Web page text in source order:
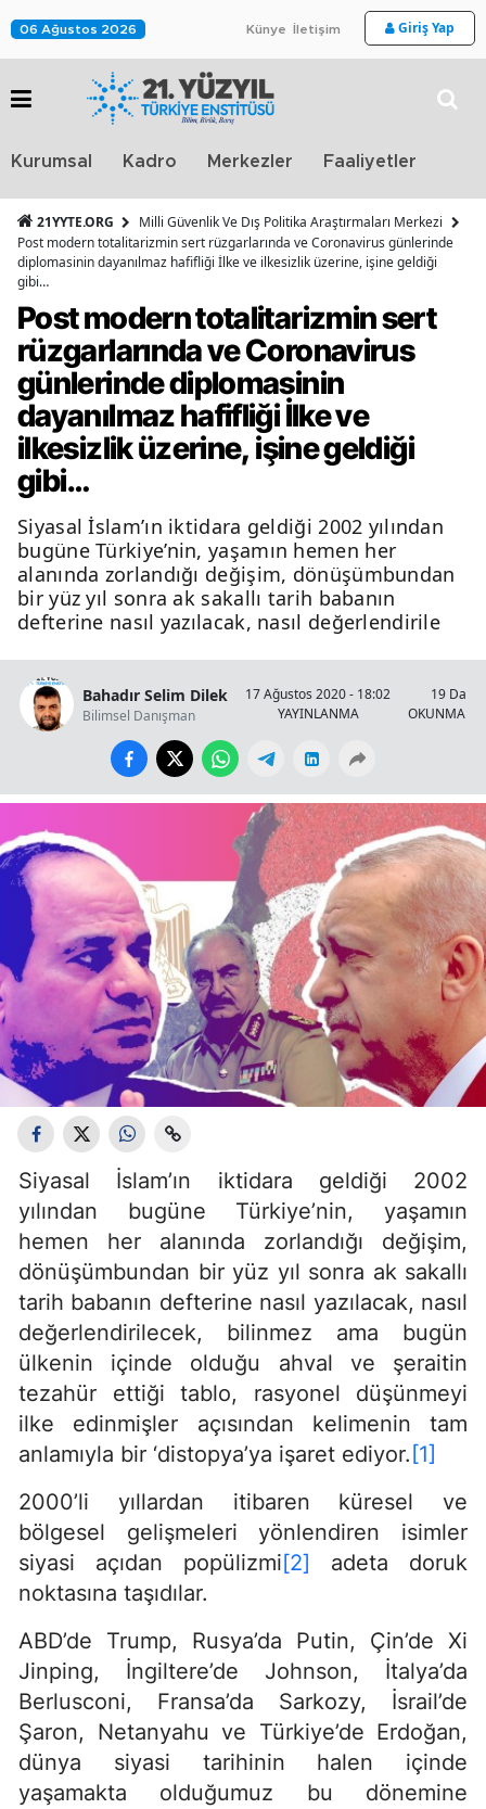
06 Ağustos 2026 Künye İletişim Giriş Yap
Kurumsal Kadro Merkezler Faaliyetler
21YYTE.ORG
Milli Güvenlik Ve Dış Politika Araştırmaları Merkezi
Post modern totalitarizmin sert rüzgarlarında ve Coronavirus günlerinde
diplomasinin dayanılmaz hafifliği İlke ve ilkesizlik üzerine, işine geldiği
gibi…
Post modern totalitarizmin sert
rüzgarlarında ve Coronavirus
günlerinde diplomasinin
dayanılmaz hafifliği İlke ve
ilkesizlik üzerine, işine geldiği
gibi…
Siyasal İslam’ın iktidara geldiği 2002 yılından
bugüne Türkiye’nin, yaşamın hemen her
alanında zorlandığı değişim, dönüşümbundan
bir yüz yıl sonra ak sakallı tarih babanın
defterine nasıl yazılacak, nasıl değerlendirile
Bahadır Selim Dilek
Bilimsel Danışman
17 Ağustos 2020 - 18:02
YAYINLANMA
19
OKUNMA
Siyasal İslam’ın iktidara geldiği 2002
yılından bugüne Türkiye’nin, yaşamın
hemen her alanında zorlandığı değişim,
dönüşümbundan bir yüz yıl sonra ak sakallı
tarih babanın defterine nasıl yazılacak, nasıl
değerlendirilecek, bilinmez ama bugün
ülkenin içinde olduğu ahval ve şeraitin
tezahür ettiği tablo, rasyonel düşünmeyi
ilke edinmişler açısından kelimenin tam
anlamıyla bir ‘distopya’ya işaret ediyor. [1]
2000’li yıllardan itibaren küresel ve
bölgesel gelişmeleri yönlendiren isimler
siyasi açıdan popülizmi[2] adeta doruk
noktasına taşıdılar.
ABD’de Trump, Rusya’da Putin, Çin’de Xi
Jinping, İngiltere’de Johnson, İtalya’da
Berlusconi, Fransa’da Sarkozy, İsrail’de
Şaron, Netanyahu ve Türkiye’de Erdoğan,
dünya siyasi tarihinin halen içinde
yaşamakta olduğumuz bu dönemine